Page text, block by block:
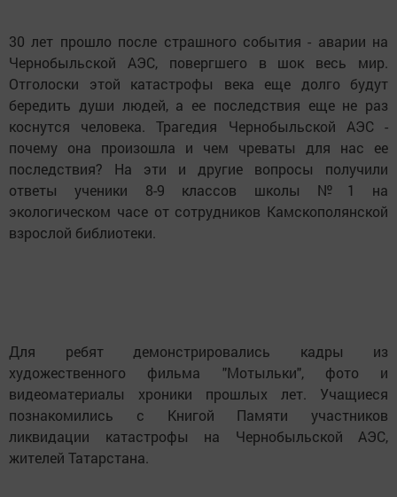
30 лет прошло после страшного события - аварии на
Чернобыльской АЭС, повергшего в шок весь мир.
Отголоски этой катастрофы века еще долго будут
бередить души людей, а ее последствия еще не раз
коснутся человека. Трагедия Чернобыльской АЭС -
почему она произошла и чем чреваты для нас ее
последствия? На эти и другие вопросы получили
ответы ученики 8-9 классов школы №1 на
экологическом часе от сотрудников Камскополянской
взрослой библиотеки.
Для ребят демонстрировались кадры из
художественного фильма "Мотыльки", фото и
видеоматериалы хроники прошлых лет. Учащиеся
познакомились с Книгой Памяти участников
ликвидации катастрофы на Чернобыльской АЭС,
жителей Татарстана.